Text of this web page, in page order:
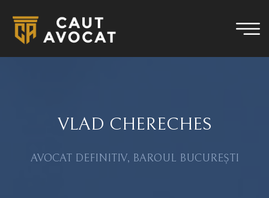
VLAD CHERECHES
AVOCAT DEFINITIV, BAROUL BUCUREȘTI